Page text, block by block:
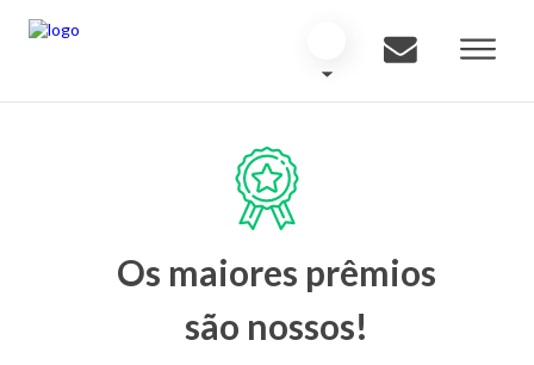
Os maiores prêmios
são nossos!